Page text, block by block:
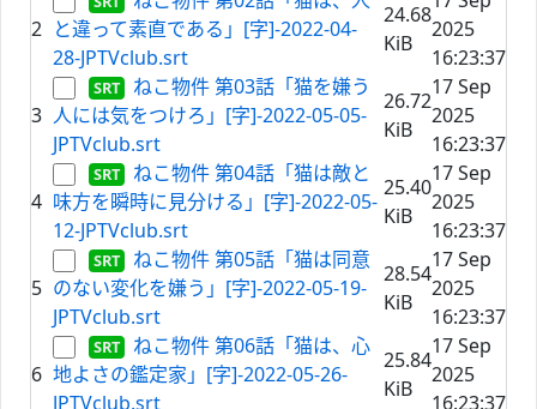
2 と違って素直である」[字]-2022-04-
28-JPTVclub.srt
24.68
KiB
2025
16:23:37
3
ねこ物件 第03話「猫を嫌う
人には気をつけろ」[字]-2022-05-05-
JPTVclub.srt
26.72
KiB
17 Sep
2025
16:23:37
4
ねこ物件 第04話「猫は敵と
味方を瞬時に見分ける」[字]-2022-05-
12-JPTVclub.srt
25.40
KiB
17 Sep
2025
16:23:37
5
ねこ物件 第05話「猫は同意
のない変化を嫌う」[字]-2022-05-19-
JPTVclub.srt
28.54
KiB
17 Sep
2025
16:23:37
6
ねこ物件 第06話「猫は、心
地よさの鑑定家」[字]-2022-05-26-
JPTVclub.srt
25.84
KiB
17 Sep
2025
16:23:37